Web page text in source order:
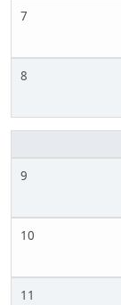
7
8
9
10
11